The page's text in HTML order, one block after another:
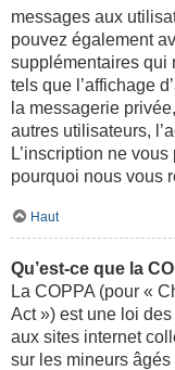
messages aux
pouvez également
supplémentaires qui
tels que l’affichage
la messagerie
autres utilisateurs,
L’inscription ne vous
pourquoi nous vous
Haut
Qu’est-ce que la
La COPPA (pour «
Act ») est une loi
aux sites internet
sur les mineurs